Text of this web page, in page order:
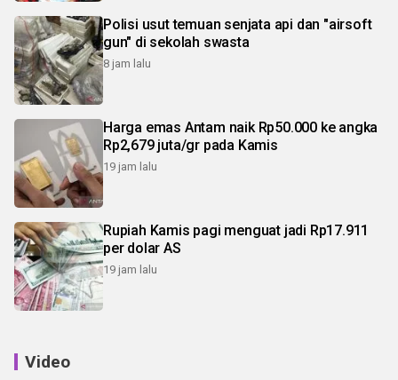
Polisi usut temuan senjata api dan "airsoft
gun" di sekolah swasta
8 jam lalu
Harga emas Antam naik Rp50.000 ke angka
Rp2,679 juta/gr pada Kamis
19 jam lalu
Rupiah Kamis pagi menguat jadi Rp17.911
per dolar AS
19 jam lalu
Video